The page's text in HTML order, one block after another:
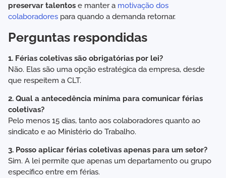
preservar talentos e manter a motivação dos
colaboradores para quando a demanda retornar.
Perguntas respondidas
1. Férias coletivas são obrigatórias por lei?
Não. Elas são uma opção estratégica da empresa, desde
que respeitem a CLT.
2. Qual a antecedência mínima para comunicar férias
coletivas?
Pelo menos 15 dias, tanto aos colaboradores quanto ao
sindicato e ao Ministério do Trabalho.
3. Posso aplicar férias coletivas apenas para um setor?
Sim. A lei permite que apenas um departamento ou grupo
específico entre em férias.